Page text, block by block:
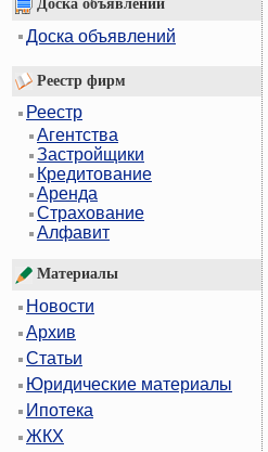
Доска объявлений
Доска объявлений
Реестр фирм
Реестр
Агентства
Застройщики
Кредитование
Аренда
Страхование
Алфавит
Материалы
Новости
Архив
Статьи
Юридические материалы
Ипотека
ЖКХ